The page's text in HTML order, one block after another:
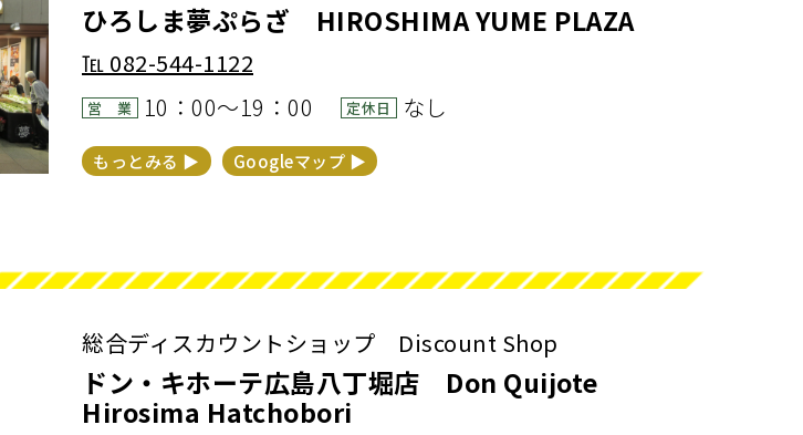
ひろしま夢ぷらざ HIROSHIMA YUME PLAZA
℡ 082-544-1122
営 業 10：00～19：00 定休日 なし
もっとみる ▶︎ Googleマップ ▶︎
総合ディスカウントショップ Discount Shop
ドン・キホーテ広島八丁堀店 Don Quijote
Hirosima Hatchobori